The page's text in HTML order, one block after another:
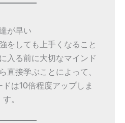
が早い
をしても上手くなること
入る前に大切なマインド
直接学ぶことによって、
は10倍程度アップしま
す。